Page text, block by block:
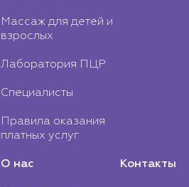
Массаж для детей и
взрослых
Лаборатория ПЦР
Специалисты
Правила оказания
платных услуг
О нас Контакты